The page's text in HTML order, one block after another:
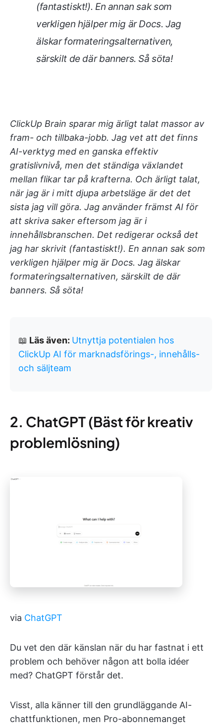
(fantastiskt!). En annan sak som
verkligen hjälper mig är Docs. Jag
älskar formateringsalternativen,
särskilt de där banners. Så söta!
ClickUp Brain sparar mig ärligt talat massor av
fram- och tillbaka-jobb. Jag vet att det finns
AI-verktyg med en ganska effektiv
gratislivnivå, men det ständiga växlandet
mellan flikar tar på krafterna. Och ärligt talat,
när jag är i mitt djupa arbetsläge är det det
sista jag vill göra. Jag använder främst AI för
att skriva saker eftersom jag är i
innehållsbranschen. Det redigerar också det
jag har skrivit (fantastiskt!). En annan sak som
verkligen hjälper mig är Docs. Jag älskar
formateringsalternativen, särskilt de där
banners. Så söta!
📖 Läs även: Utnyttja potentialen hos
ClickUp AI för marknadsförings-, innehålls-
och säljteam
2. ChatGPT (Bäst för kreativ
problemlösning)
via ChatGPT
Du vet den där känslan när du har fastnat i ett
problem och behöver någon att bolla idéer
med? ChatGPT förstår det.
Visst, alla känner till den grundläggande AI-
chattfunktionen, men Pro-abonnemanget